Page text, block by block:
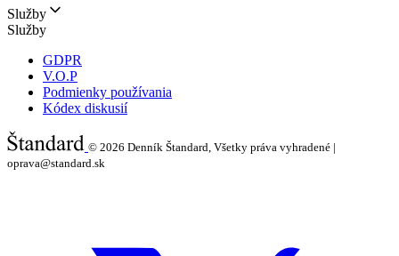
Služby
Služby
GDPR
V.O.P
Podmienky používania
Kódex diskusií
© 2026 Denník Štandard, Všetky práva vyhradené |
oprava@standard.sk